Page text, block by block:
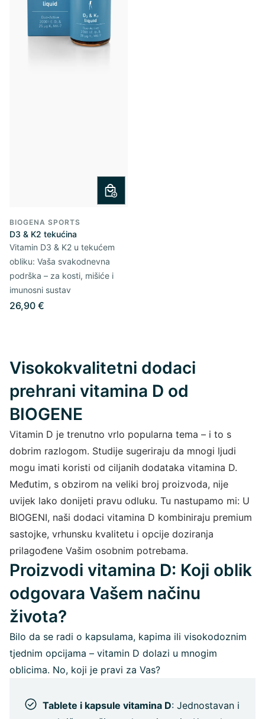
BIOGENA SPORTS
D3 & K2 tekućina
Vitamin D3 & K2 u tekućem
obliku: Vaša svakodnevna
podrška – za kosti, mišiće i
imunosni sustav
26,90 €
Visokokvalitetni dodaci
prehrani vitamina D od
BIOGENE
Vitamin D je trenutno vrlo popularna tema – i to s
dobrim razlogom. Studije sugeriraju da mnogi ljudi
mogu imati koristi od ciljanih dodataka vitamina D.
Međutim, s obzirom na veliki broj proizvoda, nije
uvijek lako donijeti pravu odluku. Tu nastupamo mi: U
BIOGENI, naši dodaci vitamina D kombiniraju premium
sastojke, vrhunsku kvalitetu i opcije doziranja
prilagođene Vašim osobnim potrebama.
Proizvodi vitamina D: Koji oblik
odgovara Vašem načinu
života?
Bilo da se radi o kapsulama, kapima ili visokodoznim
tjednim opcijama – vitamin D dolazi u mnogim
oblicima. No, koji je pravi za Vas?
Tablete i kapsule vitamina D: Jednostavan i